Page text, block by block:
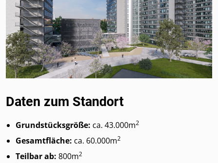
Daten zum Standort
Grundstücksgröße: ca. 43.000m2
Gesamtfläche: ca. 60.000m2
Teilbar ab: 800m2